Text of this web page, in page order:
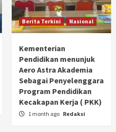
Berita Terkini Nasional
Kementerian
Pendidikan menunjuk
Aero Astra Akademia
Sebagai Penyelenggara
Program Pendidikan
Kecakapan Kerja ( PKK)
1 month ago Redaksi